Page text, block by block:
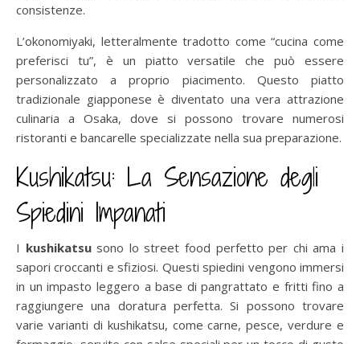
consistenze.
L’okonomiyaki, letteralmente tradotto come “cucina come
preferisci tu”, è un piatto versatile che può essere
personalizzato a proprio piacimento. Questo piatto
tradizionale giapponese è diventato una vera attrazione
culinaria a Osaka, dove si possono trovare numerosi
ristoranti e bancarelle specializzate nella sua preparazione.
Kushikatsu: La Sensazione degli
Spiedini Impanati
I kushikatsusono lo street food perfetto per chi ama i
sapori croccanti e sfiziosi. Questi spiedini vengono immersi
in un impasto leggero a base di pangrattato e fritti fino a
raggiungere una doratura perfetta. Si possono trovare
varie varianti di kushikatsu, come carne, pesce, verdure e